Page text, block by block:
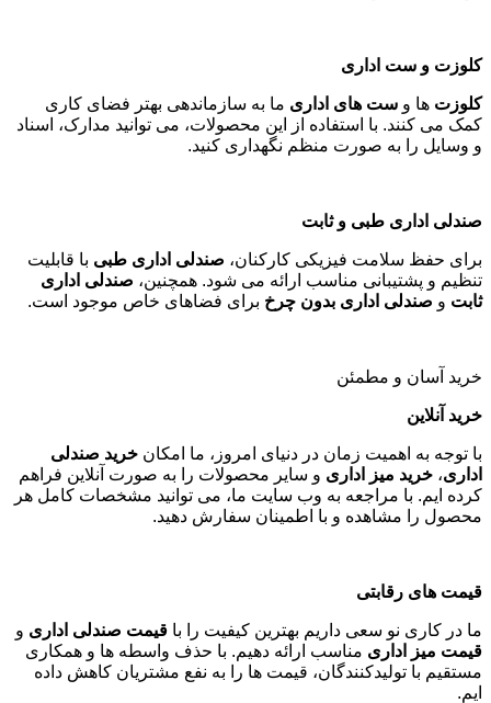
کلوزت و ست اداری
کلوزت ها و ست های اداری ما به سازماندهی بهتر فضای کاری
کمک می کنند. با استفاده از این محصولات، می توانید مدارک، اسناد
و وسایل را به صورت منظم نگهداری کنید.
صندلی اداری طبی و ثابت
برای حفظ سلامت فیزیکی کارکنان، صندلی اداری طبی با قابلیت
تنظیم و پشتیبانی مناسب ارائه می شود. همچنین، صندلی اداری
ثابت و صندلی اداری بدون چرخ برای فضاهای خاص موجود است.
خرید آسان و مطمئن
خرید آنلاین
با توجه به اهمیت زمان در دنیای امروز، ما امکان خرید صندلی
اداری، خرید میز اداری و سایر محصولات را به صورت آنلاین فراهم
کرده ایم. با مراجعه به وب سایت ما، می توانید مشخصات کامل هر
محصول را مشاهده و با اطمینان سفارش دهید.
قیمت های رقابتی
ما در کاری نو سعی داریم بهترین کیفیت را با قیمت صندلی اداری و
قیمت میز اداری مناسب ارائه دهیم. با حذف واسطه ها و همکاری
مستقیم با تولیدکنندگان، قیمت ها را به نفع مشتریان کاهش داده
ایم.